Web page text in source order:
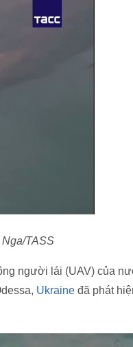
TASS
người lái (UAV) của
Ukraine đã phát